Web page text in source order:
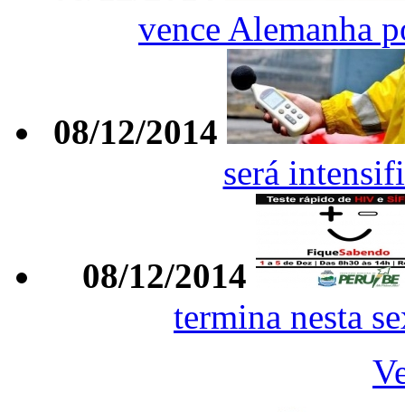
vence Alemanha
08/12/2014
será
08/12/2014
termina nesta